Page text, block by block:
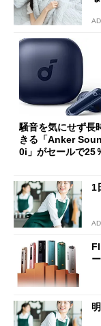
騒音を気にせず長
きる「Anker
0i」がセールで25
1